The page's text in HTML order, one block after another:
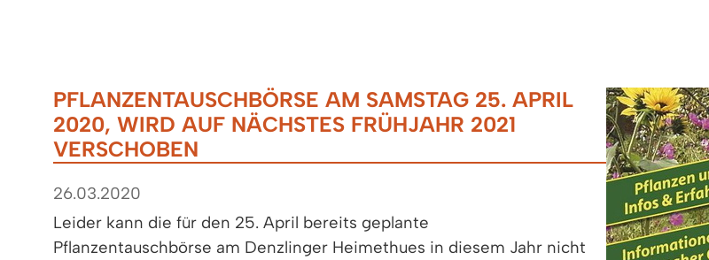
PFLANZENTAUSCHBÖRSE AM SAMSTAG 25. APRIL
2020, WIRD AUF NÄCHSTES FRÜHJAHR 2021
VERSCHOBEN
26.03.2020
Leider kann die für den 25. April bereits geplante
Pflanzentauschbörse am Denzlinger Heimethues in diesem Jahr nicht